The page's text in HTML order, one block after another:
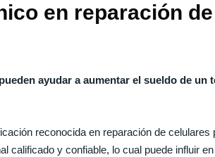
en reparación
ayudar a aumentar el sueldo de un
reconocida en reparación de
y confiable, lo cual puede influir